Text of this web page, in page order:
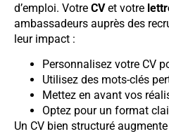
d’emploi. Votre CVet votre
ambassadeurs auprès des
leur impact :
Personnalisez votre CV
Utilisez des mots-clés
Mettez en avant vos
Optez pour un format
Un CV bien structuré